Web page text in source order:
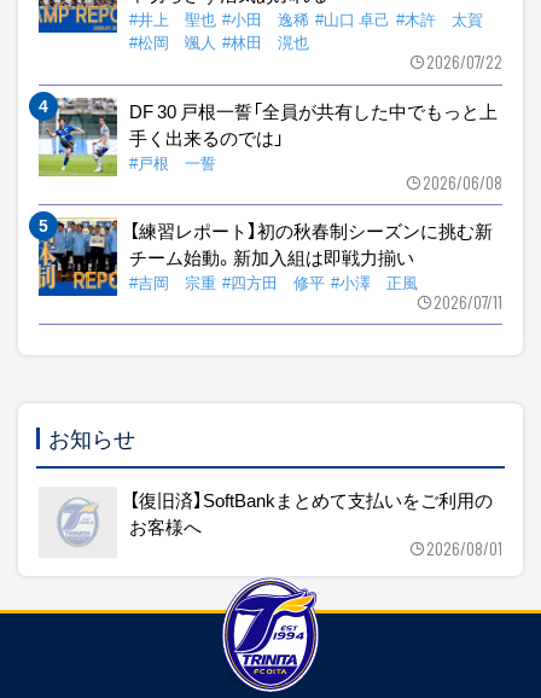
#井上 聖也 #小田 逸稀 #山口 卓己 #木許 太賀
#松岡 颯人 #林田 滉也
2026/07/22
DF 30 戸根一誓「全員が共有した中でもっと上
手く出来るのでは」
#戸根 一誓
2026/06/08
【練習レポート】初の秋春制シーズンに挑む新
チーム始動。新加入組は即戦力揃い
#吉岡 宗重 #四方田 修平 #小澤 正風
2026/07/11
お知らせ
【復旧済】SoftBankまとめて支払いをご利用の
お客様へ
2026/08/01